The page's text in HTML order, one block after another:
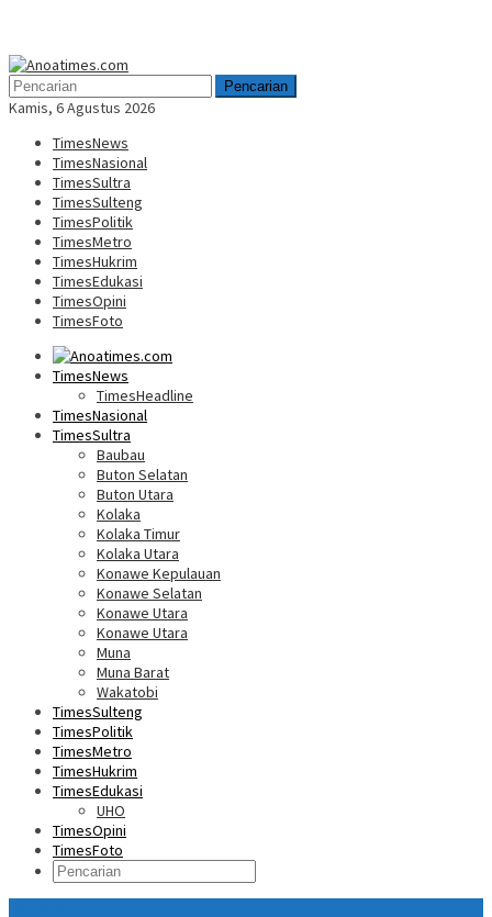
Menu
Mobile
Pencarian
Kamis, 6 Agustus 2026
TimesNews
TimesNasional
TimesSultra
TimesSulteng
TimesPolitik
TimesMetro
TimesHukrim
TimesEdukasi
TimesOpini
TimesFoto
TimesNews
TimesHeadline
TimesNasional
TimesSultra
Baubau
Buton Selatan
Buton Utara
Kolaka
Kolaka Timur
Kolaka Utara
Konawe Kepulauan
Konawe Selatan
Konawe Utara
Konawe Utara
Muna
Muna Barat
Wakatobi
TimesSulteng
TimesPolitik
TimesMetro
TimesHukrim
TimesEdukasi
UHO
TimesOpini
TimesFoto